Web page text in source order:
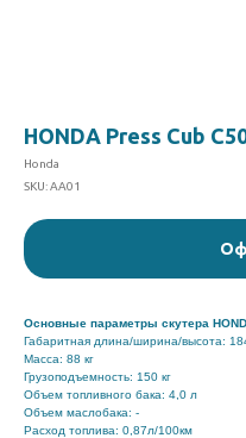
HONDA Press Cub
Honda
SKU:AA01
Основные параметры скутера
Габаритная длина/ширина/высота:
Масса: 88 кг
Грузоподъемность: 150 кг
Объем топливного бака: 4,0 л
Объем маслобака: -
Расход топлива: 0,87л/100км